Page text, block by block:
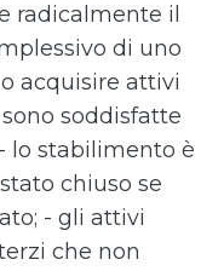
ra­dicalmente il
di uno
acquisire attivi
soddisfatte
lo stabilimento è
chiuso se
- gli attivi
che non